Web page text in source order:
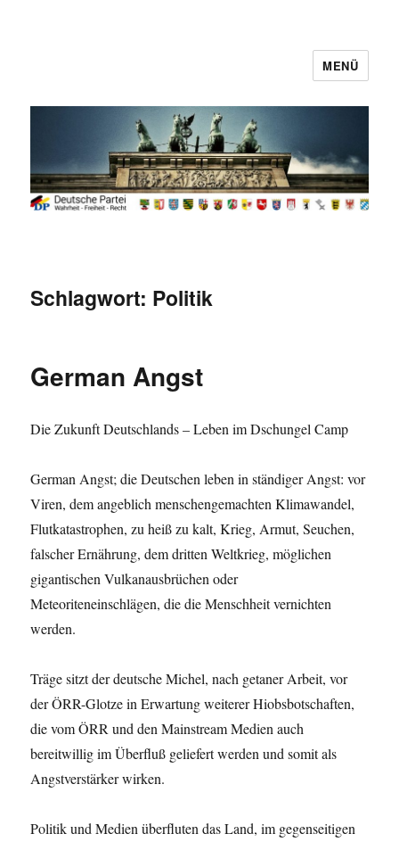
MENÜ
Schlagwort: Politik
German Angst
Die Zukunft Deutschlands – Leben im Dschungel Camp
German Angst; die Deutschen leben in ständiger Angst: vor
Viren, dem angeblich menschengemachten Klimawandel,
Flutkatastrophen, zu heiß zu kalt, Krieg, Armut, Seuchen,
falscher Ernährung, dem dritten Weltkrieg, möglichen
gigantischen Vulkanausbrüchen oder
Meteoriteneinschlägen, die die Menschheit vernichten
werden.
Träge sitzt der deutsche Michel, nach getaner Arbeit, vor
der ÖRR-Glotze in Erwartung weiterer Hiobsbotschaften,
die vom ÖRR und den Mainstream Medien auch
bereitwillig im Überfluß geliefert werden und somit als
Angstverstärker wirken.
Politik und Medien überfluten das Land, im gegenseitigen